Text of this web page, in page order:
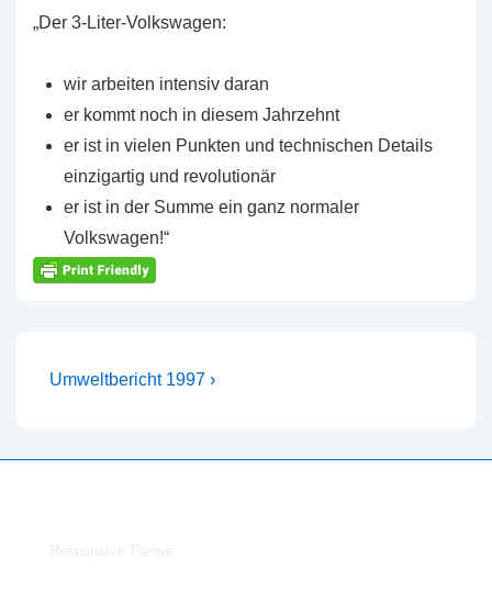
„Der 3-Liter-Volkswagen:
wir arbeiten intensiv daran
er kommt noch in diesem Jahrzehnt
er ist in vielen Punkten und technischen Details
einzigartig und revolutionär
er ist in der Summe ein ganz normaler
Volkswagen!“
Beitragsnavigation
Nächster
Umweltbericht 1997 ›